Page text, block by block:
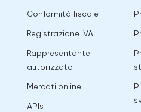
Conformità fiscale
Registrazione IVA
Rappresentante
autorizzato
Mercati online
APIs